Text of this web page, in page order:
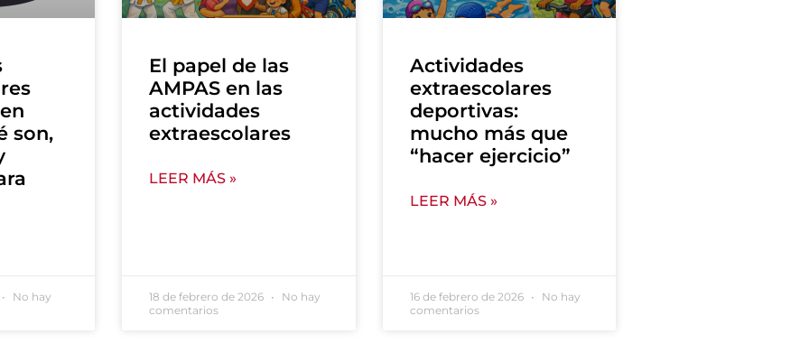
son,
No hay
El papel de las
AMPAS en las
actividades
extraescolares
LEER MÁS »
18 de febrero de 2026
No hay
comentarios
Actividades
extraescolares
deportivas:
mucho más que
“hacer ejercicio”
LEER MÁS »
16 de febrero de 2026
No hay
comentarios